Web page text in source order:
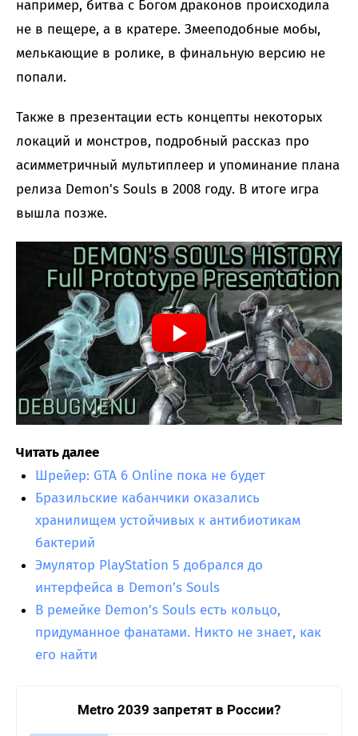
например, битва с Богом драконов происходила
не в пещере, а в кратере. Змееподобные мобы,
мелькающие в ролике, в финальную версию не
попали.
Также в презентации есть концепты некоторых
локаций и монстров, подробный рассказ про
асимметричный мультиплеер и упоминание плана
релиза Demon's Souls в 2008 году. В итоге игра
вышла позже.
Читать далее
Шрейер: GTA 6 Online пока не будет
Бразильские кабанчики оказались
хранилищем устойчивых к антибиотикам
бактерий
Эмулятор PlayStation 5 добрался до
интерфейса в Demon’s Souls
В ремейке Demon’s Souls есть кольцо,
придуманное фанатами. Никто не знает, как
его найти
Metro 2039 запретят в России?